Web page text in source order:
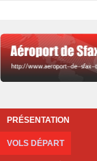
PRÉSENTATION
VOLS DÉPART